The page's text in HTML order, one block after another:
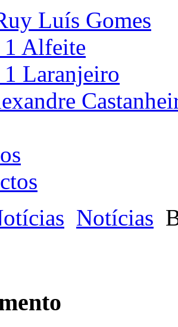
Luís Gomes
1 Alfeite
1 Laranjeiro
Notícias